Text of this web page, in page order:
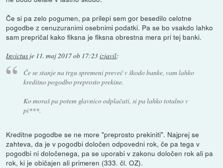
Če si pa zelo pogumen, pa prilepi sem gor besedilo celotne
pogodbe z cenuzuranimi osebnimi podatki. Pa se bo vsakdo lahko
sam prepričal kako fiksna je fiksna obrestna mera pri tej banki.
Invictus je 11. maj 2017 ob 17:23izjavil:
Če se stanje na trgu spremeni preveč v škodo banke, vam lahko
kreditno pogodbo preprosto prekine.
Ko moraš pa potem glavnico odplačati, si pa lahko totalno v
pi***.
Kreditne pogodbe se ne more "preprosto prekiniti". Najprej se
zahteva, da je v pogodbi določen odpovedni rok, če pa tega v
pogodbi ni določenega, pa se uporabi v zakonu določen rok ali pa
rok, ki je običajen ali primeren (333. čl. OZ).